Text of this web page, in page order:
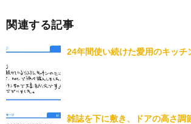
関連する記事
24年間使い続けた愛用のキッチ
雑誌を下に敷き、ドアの高さ調